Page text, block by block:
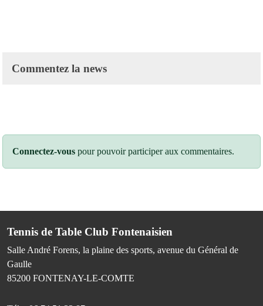
Commentez la news
Connectez-vous pour pouvoir participer aux commentaires.
Tennis de Table Club Fontenaisien
Salle André Forens, la plaine des sports, avenue du Général de
Gaulle
85200 FONTENAY-LE-COMTE